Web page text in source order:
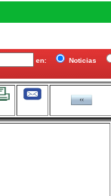
en: Noticias